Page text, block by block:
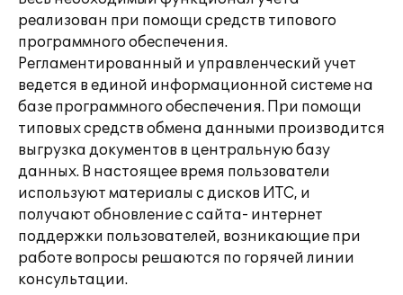
реализован при помощи средств типового
программного обеспечения.
Регламентированный и управленческий учет
ведется в единой информационной системе на
базе программного обеспечения. При помощи
типовых средств обмена данными производится
выгрузка документов в центральную базу
данных. В настоящее время пользователи
используют материалы с дисков ИТС, и
получают обновление с сайта- интернет
поддержки пользователей, возникающие при
работе вопросы решаются по горячей линии
консультации.